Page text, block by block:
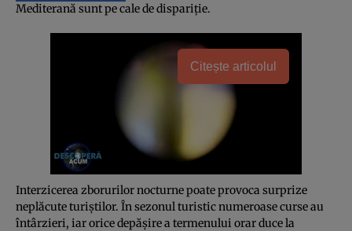
Mediterană sunt pe cale de dispariție.
Citește articolul
Interzicerea zborurilor nocturne poate provoca surprize
neplăcute turiștilor. În sezonul turistic numeroase curse au
întârzieri, iar orice depășire a termenului orar duce la